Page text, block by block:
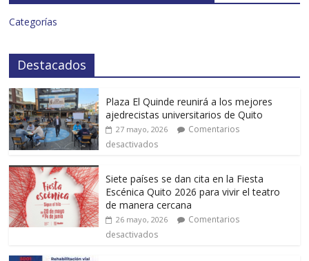
Categorías
Destacados
Plaza El Quinde reunirá a los mejores
ajedrecistas universitarios de Quito
27 mayo, 2026
Comentarios
desactivados
Siete países se dan cita en la Fiesta
Escénica Quito 2026 para vivir el teatro
de manera cercana
26 mayo, 2026
Comentarios
desactivados